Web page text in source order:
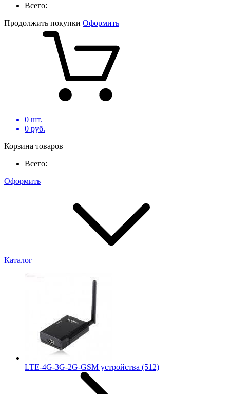
Всего:
Продолжить покупки Оформить
0 шт.
0 руб.
Корзина товаров
Всего:
Оформить
Каталог
LTE-4G-3G-2G-GSM устройства (512)